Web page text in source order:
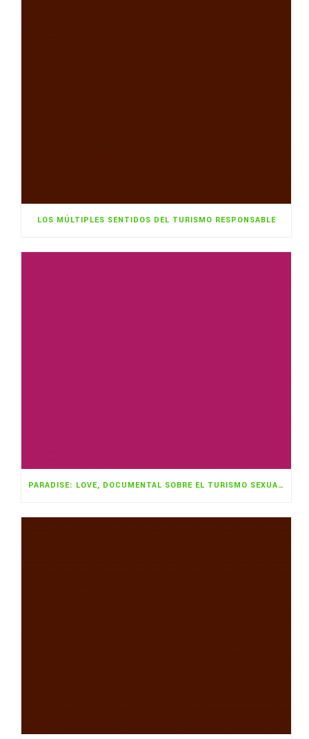
LOS MÚLTIPLES SENTIDOS DEL TURISMO RESPONSABLE
PARADISE: LOVE, DOCUMENTAL SOBRE EL TURISMO SEXUAL FEMENINO